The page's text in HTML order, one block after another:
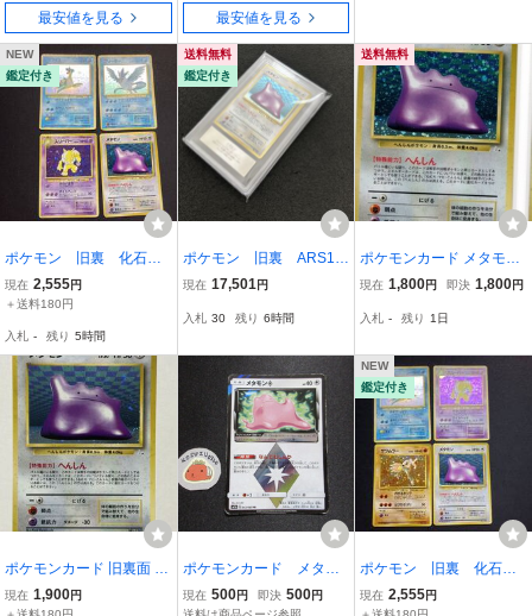
最安値を見る 最安値を見る
NEW
鑑定付き
ポケモン 旧裏 化石の
秘密 ラプラス スリー
パー フリーザー メタ
現在 2,555円
＋送料180円
入札 - 残り 5時間
送料無料
鑑定付き
ポケモン 旧裏 ARS10
メタモン 化石の秘密 1
現在 17,501 円
入札 30 残り 6時間
送料無料
ポケモンカード メタモン
132 ホロ 旧裏 中古品
現在 1,800円 即決 1,800円
入札 - 残り 1日
ポケモンカード 旧裏面 メ
タモン LV.20 No.132 キラ
ホロ 化石の秘密
現在 1,900円
ポケモンカード メタモ
ン プリズムスター SM
7a 043/060 PR
現在 500円 即決 500円
NEW
鑑定付き
ポケモン 旧裏 化石の
秘密 ラプラス サワム
ラー スリーパー メタ
現在 2,555円